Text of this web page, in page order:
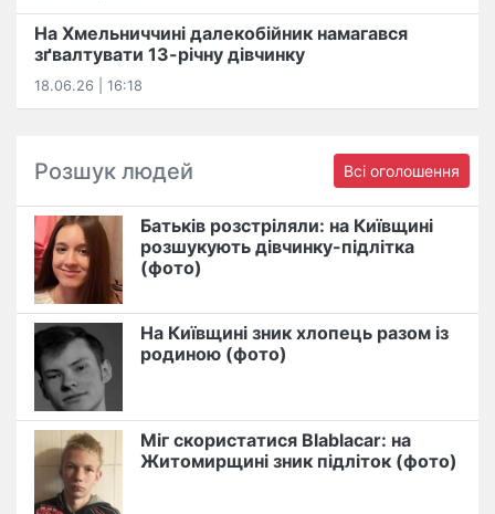
На Хмельниччині далекобійник намагався
зґвалтувати 13-річну дівчинку
18.06.26 | 16:18
Розшук людей Всі оголошення
Батьків розстріляли: на Київщині
розшукують дівчинку-підлітка
(фото)
На Київщині зник хлопець разом із
родиною (фото)
Міг скористатися Blablacar: на
Житомирщині зник підліток (фото)